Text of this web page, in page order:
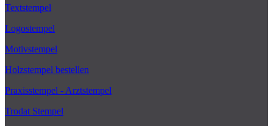
Textstempel
Logostempel
Motivstempel
Holzstempel bestellen
Praxisstempel - Arztstempel
Trodat Stempel